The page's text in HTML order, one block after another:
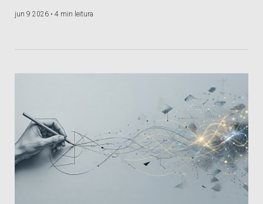
jun 9 2026 • 4 min leitura